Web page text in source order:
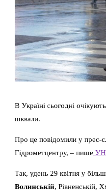
В Україні сьогодні
шквали.
Про це повідомили у прес-
Гідрометцентру, – пише
Так, удень 29 квітня у
Волинській, Рівненській,